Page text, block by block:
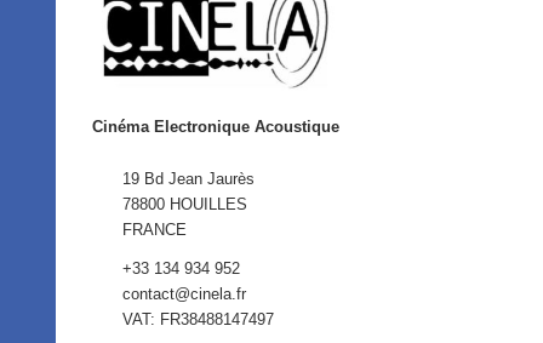
Cinéma Electronique Acoustique
19 Bd Jean Jaurès
78800 HOUILLES
FRANCE
+33 134 934 952
contact@cinela.fr
VAT: FR38488147497